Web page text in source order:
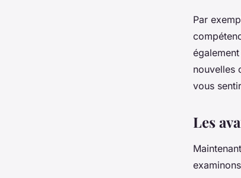
Par
nouvelles
vous
Les